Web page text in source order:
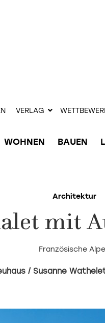
VERLAG
WOHNEN BAUEN
Architektur
mit
Französische
/ Susanne